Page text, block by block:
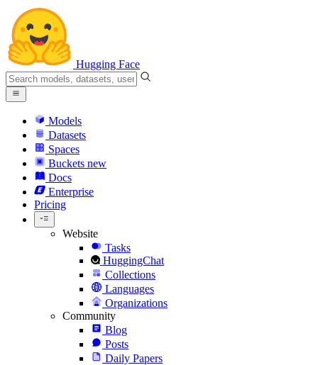
Hugging Face
Models
Datasets
Spaces
Buckets new
Docs
Enterprise
Pricing
Website
Tasks
HuggingChat
Collections
Languages
Organizations
Community
Blog
Posts
Daily Papers